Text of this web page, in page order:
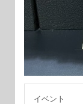
イベント